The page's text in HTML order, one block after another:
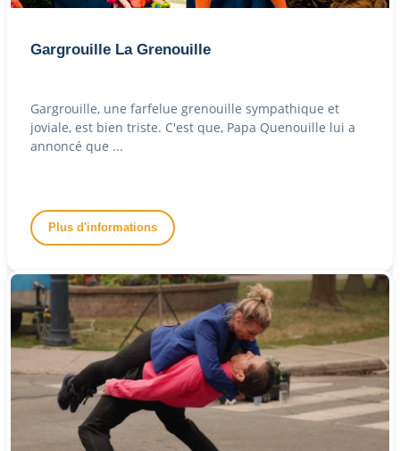
Gargrouille La Grenouille
Gargrouille, une farfelue grenouille sympathique et
joviale, est bien triste. C'est que, Papa Quenouille lui a
annoncé que ...
Plus d'informations